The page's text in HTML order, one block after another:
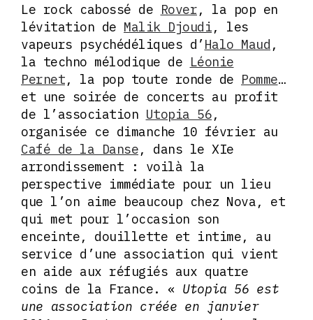
Le rock cabossé de Rover, la pop en
lévitation de Malik Djoudi, les
vapeurs psychédéliques d’Halo Maud ,
la techno mélodique de Léonie
Pernet, la pop toute ronde de Pomme…
et une soirée de concerts au profit
de l’association Utopia 56,
organisée ce dimanche 10 février au
Café de la Danse, dans le XIe
arrondissement : voilà la
perspective immédiate pour un lieu
que l’on aime beaucoup chez Nova, et
qui met pour l’occasion son
enceinte, douillette et intime, au
service d’une association qui vient
en aide aux réfugiés aux quatre
coins de la France. « Utopia 56 est
une association créée en janvier